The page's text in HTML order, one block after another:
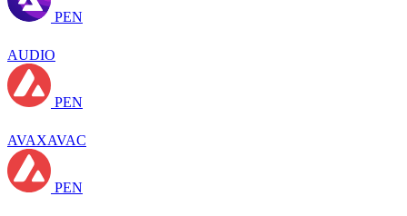
PEN
AUDIO
PEN
AVAXAVAC
PEN